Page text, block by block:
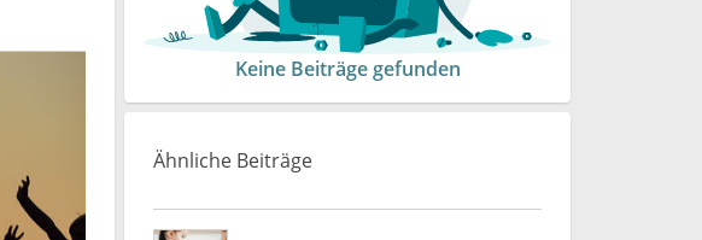
Keine Beiträge gefunden
Ähnliche Beiträge